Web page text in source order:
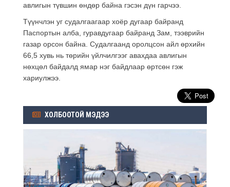
авлигын түвшин өндөр байна гэсэн дүн гарчээ.
Түүнчлэн уг судалгаагаар хоёр дугаар байранд
Паспортын алба, гуравдугаар байранд Зам, тээврийн
газар орсон байна. Судалгаанд оролцсон айл өрхийн
66,5 хувь нь төрийн үйлчилгээг авахдаа авлигын
нөхцөл байдалд ямар нэг байдлаар өртсөн гэж
хариулжээ.
ХОЛБООТОЙ МЭДЭЭ